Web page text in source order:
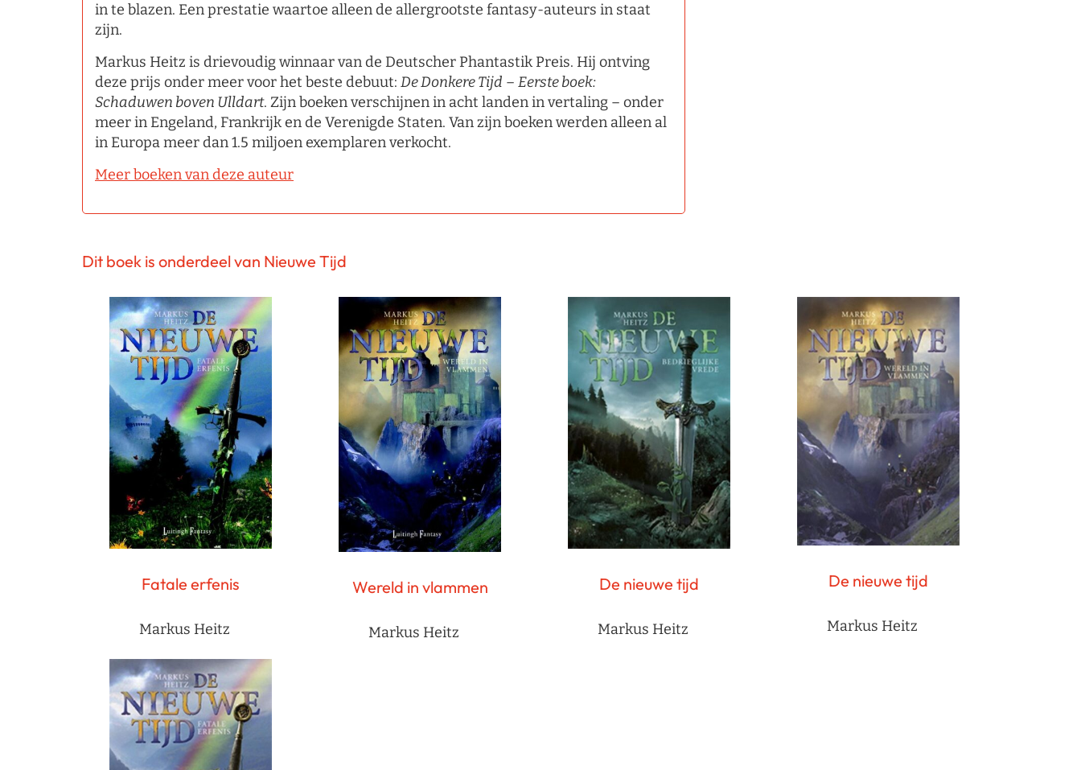
in te blazen. Een prestatie waartoe alleen de allergrootste fantasy-auteurs in staat
zijn.
Markus Heitz is drievoudig winnaar van de Deutscher Phantastik Preis. Hij ontving
deze prijs onder meer voor het beste debuut: De Donkere Tijd – Eerste boek:
Schaduwen boven Ulldart. Zijn boeken verschijnen in acht landen in vertaling – onder
meer in Engeland, Frankrijk en de Verenigde Staten. Van zijn boeken werden alleen al
in Europa meer dan 1.5 miljoen exemplaren verkocht.
Meer boeken van deze auteur
Dit boek is onderdeel van Nieuwe Tijd
Fatale erfenis
Markus Heitz
Wereld in vlammen
Markus Heitz
De nieuwe tijd
Markus Heitz
De nieuwe tijd
Markus Heitz